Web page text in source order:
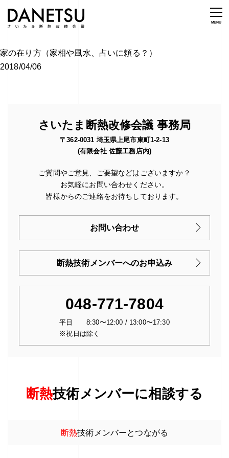
家の在り方（家相や風水、占いに頼る？）
2018/04/06
さいたま断熱改修会議 事務局
〒362-0031 埼玉県上尾市東町1-2-13
(有限会社 佐藤工務店内)
ご質問やご意見、ご要望などはございますか？
お気軽にお問い合わせください。
皆様からのご連絡をお待ちしております。
お問い合わせ
断熱技術メンバーへのお申込み
048-771-7804
平日 8:30〜12:00 / 13:00〜17:30
※祝日は除く
断熱技術メンバーに相談する
断熱技術メンバーとつながる